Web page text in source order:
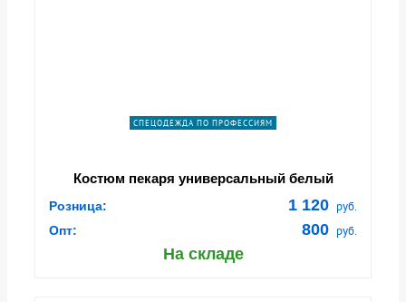
СПЕЦОДЕЖДА ПО ПРОФЕССИЯМ
Костюм пекаря универсальный белый
Розница: 1 120 руб.
Опт: 800 руб.
На складе